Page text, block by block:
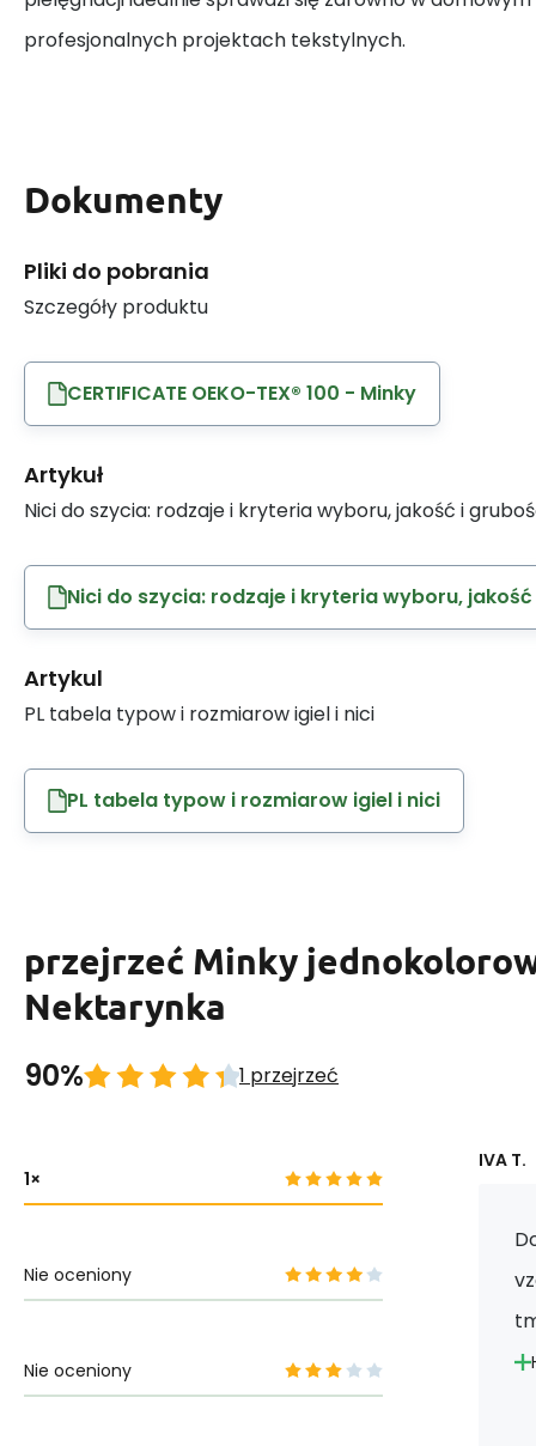
profesjonalnych projektach tekstylnych.
Dokumenty
Pliki do pobrania
Szczegóły produktu
CERTIFICATE OEKO-TEX® 100 - Minky
Artykuł
Nici do szycia: rodzaje i kryteria wyboru, jakość i
Nici do szycia: rodzaje i kryteria wyboru,
Artykul
PL tabela typow i rozmiarow igiel i nici
PL tabela typow i rozmiarow igiel i nici
przejrzeć Minky
Nektarynka
90% 1 przejrzeć
1
Nie oceniony
Nie oceniony
IVA T.